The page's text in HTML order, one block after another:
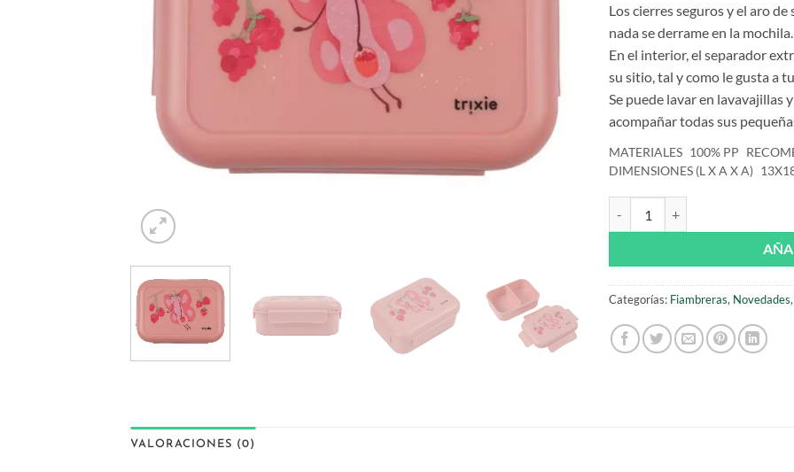
Los cierres seguros y el aro
nada se derrame en la mochila.
En el interior, el separador
su sitio, tal y como le gusta a
Se puede lavar en lavavajillas
acompañar todas sus
MATERIALES 100% PP
DIMENSIONES (L X A X A)
Categorías: Fiambreras, Novedades,
VALORACIONES (0)